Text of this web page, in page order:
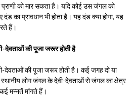
को मार सकता है। यदि कोई उस जंगल को
का प्रावधान भी होता है। यह दंड क्या होगा, यह
हैं।
देवताओं की पूजा जरूर होती है
देवताओं की पूजा जरूर होती है। कई जगह दो या
स्थानीय लोग जंगल के देवी-देवताओं से जंगल का क्षेत्र
मन्नतें मांगते हैं।